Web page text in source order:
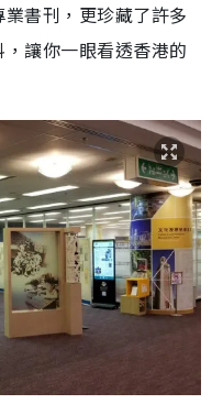
書刊，更珍藏了許多
讓你一眼看透香港的